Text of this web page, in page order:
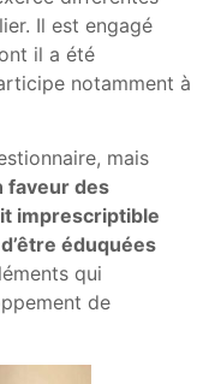
Il est engagé
il a été
notamment à
mais
faveur des
imprescriptible
éduquées
qui
de